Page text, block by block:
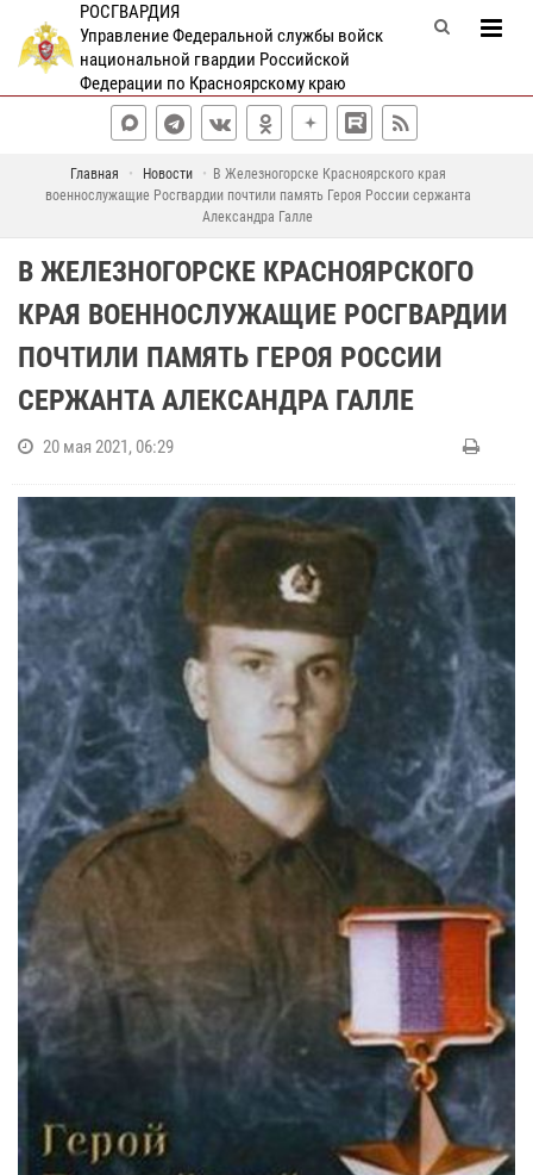
РОСГВАРДИЯ
Управление Федеральной службы войск
национальной гвардии Российской
Федерации по Красноярскому краю
Главная Новости
В Железногорске Красноярского края
военнослужащие Росгвардии почтили память Героя России сержанта
Александра Галле
В ЖЕЛЕЗНОГОРСКЕ КРАСНОЯРСКОГО
КРАЯ ВОЕННОСЛУЖАЩИЕ РОСГВАРДИИ
ПОЧТИЛИ ПАМЯТЬ ГЕРОЯ РОССИИ
СЕРЖАНТА АЛЕКСАНДРА ГАЛЛЕ
20 мая 2021, 06:29